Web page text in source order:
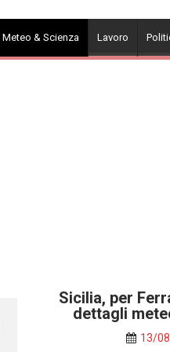
Meteo & Scienza Lavoro
Sicilia, per
dettagli
13/